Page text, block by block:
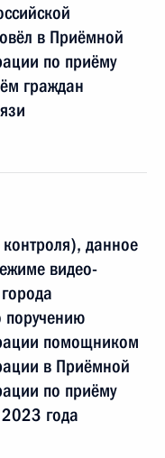
в Приёмной
по приёму
граждан
данное
видео-
поручению
помощником
в Приёмной
по приёму
года